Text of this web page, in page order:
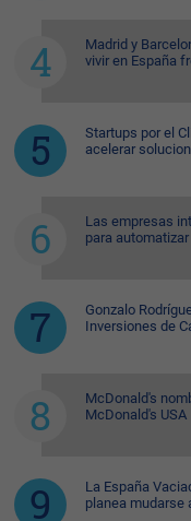
Madrid y
vivir en España
Startups por el
acelerar
Las empresas
para
Gonzalo
Inversiones de
McDonald's
McDonald's USA
La España
planea mudarse